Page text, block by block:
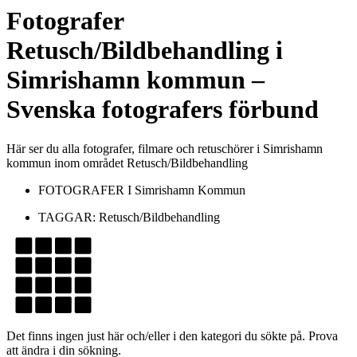
Fotografer
Retusch/Bildbehandling i
Simrishamn kommun–
Svenska fotografers förbund
Här ser du alla fotografer, filmare och retuschörer i Simrishamn
kommun inom området Retusch/Bildbehandling
FOTOGRAFER I Simrishamn Kommun
TAGGAR: Retusch/Bildbehandling
Det finns ingen just här och/eller i den kategori du sökte på. Prova
att ändra i din sökning.